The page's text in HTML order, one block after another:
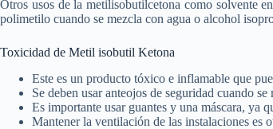
Otros usos de la metilisobutilcetona como solvente
polimetilo cuando se mezcla con agua o alcohol
Toxicidad de Metil isobutil Ketona
Este es un producto tóxico e inflamable que
Se deben usar anteojos de seguridad cuando
Es importante usar guantes y una máscara, ya
Mantener la ventilación de las instalaciones es